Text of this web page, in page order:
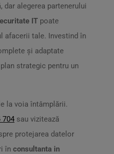
dar alegerea partenerului
IT poate
afacerii tale. Investind în
și adaptate
strategic pentru un
la voia întâmplării.
704 sau vizitează
protejarea datelor
în consultanta in